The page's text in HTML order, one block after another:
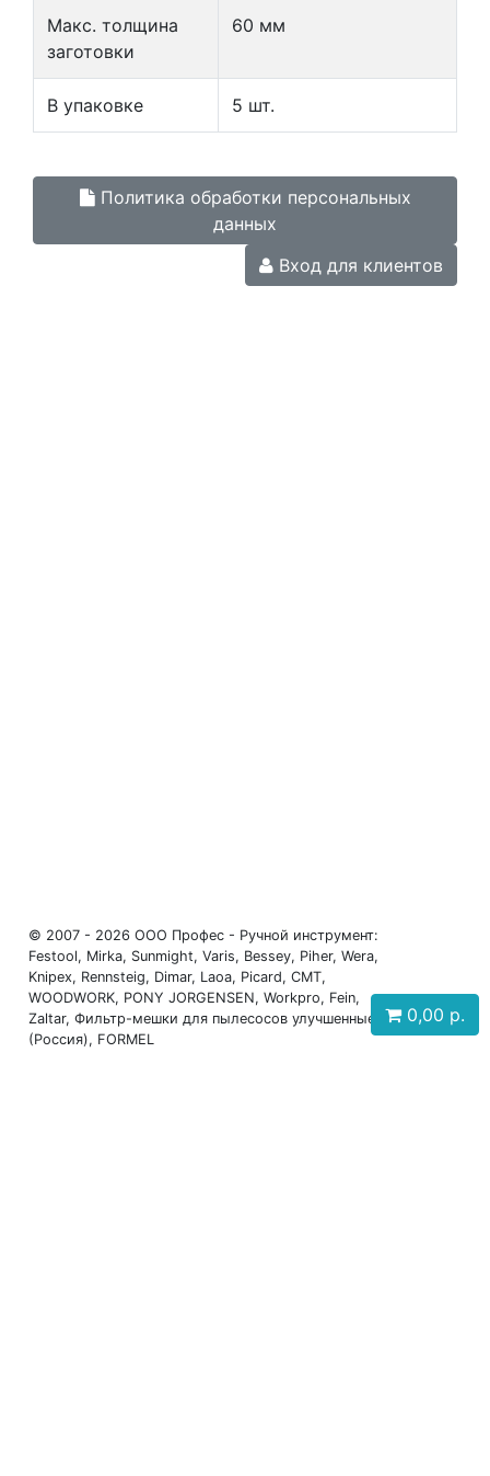
Макс. толщина
заготовки
60 мм
В упаковке 5 шт.
Политика обработки персональных
данных
Вход для клиентов
© 2007 - 2026 ООО Профес - Ручной инструмент:
Festool, Mirka, Sunmight, Varis, Bessey, Piher, Wera,
Knipex, Rennsteig, Dimar, Laoa, Picard, CMT,
WOODWORK, PONY JORGENSEN, Workpro, Fein,
Zaltar, Фильтр-мешки для пылесосов улучшенные
(Россия), FORMEL
0,00 р.